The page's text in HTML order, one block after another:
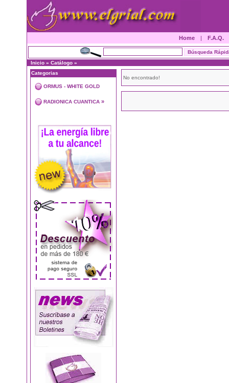
Home | F.A.Q.
Inicio » Catálogo »
Categorias
ORMUS - WHITE GOLD
RADIONICA CUANTICA »
No encontrado!